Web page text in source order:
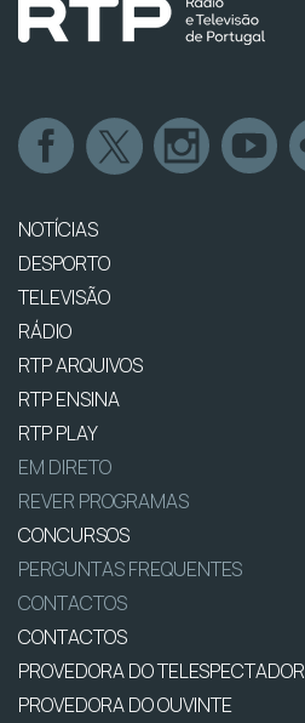
NOTÍCIAS
DESPORTO
TELEVISÃO
RÁDIO
RTP ARQUIVOS
RTP ENSINA
RTP PLAY
EM DIRETO
REVER PROGRAMAS
CONCURSOS
PERGUNTAS FREQUENTES
CONTACTOS
CONTACTOS
PROVEDORA DO TELESPECTADOR
PROVEDORA DO OUVINTE